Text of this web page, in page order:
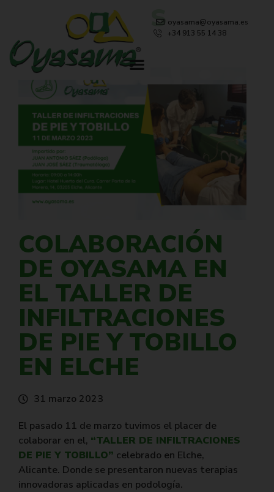
oyasama@oyasama.es
+34 913 55 14 38
NOVEDADES
COLABORACIÓN
DE OYASAMA EN
EL TALLER DE
INFILTRACIONES
DE PIE Y TOBILLO
EN ELCHE
31 marzo 2023
El pasado 11 de marzo tuvimos el placer de
colaborar en el, “TALLER DE INFILTRACIONES
DE PIE Y TOBILLO” celebrado en Elche,
Alicante. Donde se presentaron nuevas terapias
innovadoras aplicadas en podología.